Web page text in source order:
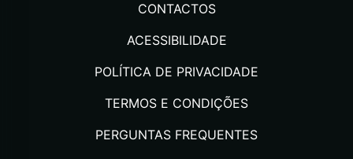
CONTACTOS
ACESSIBILIDADE
POLÍTICA DE PRIVACIDADE
TERMOS E CONDIÇÕES
PERGUNTAS FREQUENTES